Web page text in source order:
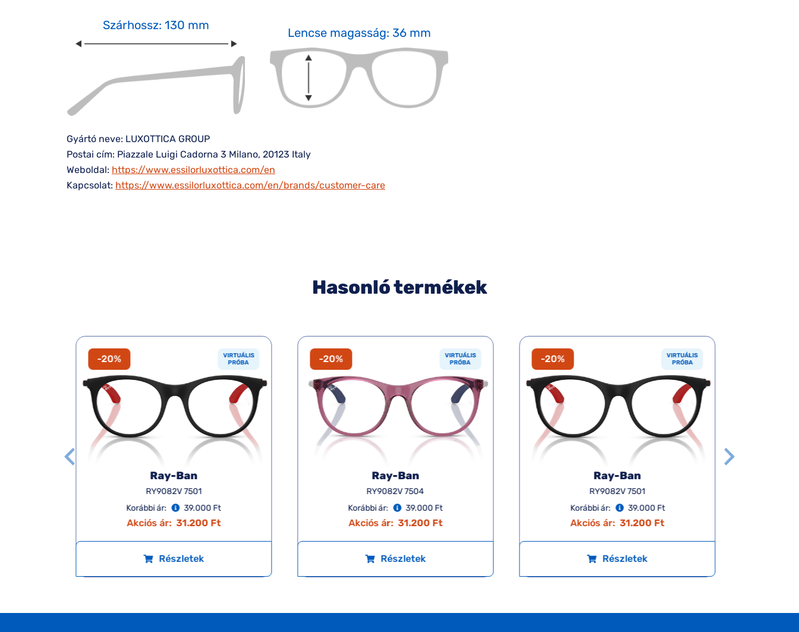
Szárhossz: 130 mm
Lencse magasság: 36 mm
Gyártó neve: LUXOTTICA GROUP
Postai cím: Piazzale Luigi Cadorna 3 Milano, 20123 Italy
Weboldal: https://www.essilorluxottica.com/en
Kapcsolat: https://www.essilorluxottica.com/en/brands/customer-care
Hasonló termékek
-20%
VIRTUÁLIS
PRÓBA
Ray-Ban
RY9082V 7501
Korábbi ár:
39.000 Ft
Akciós ár: 31.200 Ft
Részletek
-20%
VIRTUÁLIS
PRÓBA
Ray-Ban
RY9082V 7504
Korábbi ár:
39.000 Ft
Akciós ár: 31.200 Ft
Részletek
-20%
VIRTUÁLIS
PRÓBA
Ray-Ban
RY9082V 7501
Korábbi ár:
39.000 Ft
Akciós ár: 31.200 Ft
Részletek